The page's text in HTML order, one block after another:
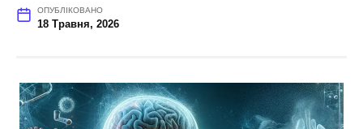
ОПУБЛІКОВАНО
18 Травня, 2026